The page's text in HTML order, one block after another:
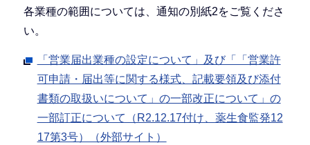
各業種の範囲については、通知の別紙2をご覧くださ
い。
「営業届出業種の設定について」及び「「営業許
可申請・届出等に関する様式、記載要領及び添付
書類の取扱いについて」の一部改正について」の
一部訂正について（R2.12.17付け、薬生食監発12
17第3号）（外部サイト）